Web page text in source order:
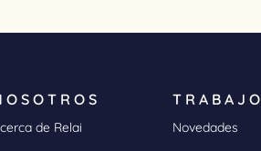
de Relai
TRABAJO
Novedades